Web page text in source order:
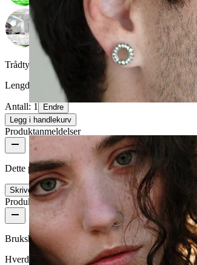
Stretching
Trådtykkelse:
Lengde:
6 mm
Antall: 1
Endre
Legg i handlekurv
Produktanmeldelser
Dette produktet har ingen omtaler enda
Skrive en omtale
Produktkvalitet
Brukshyppighet
Hverdagsbruk